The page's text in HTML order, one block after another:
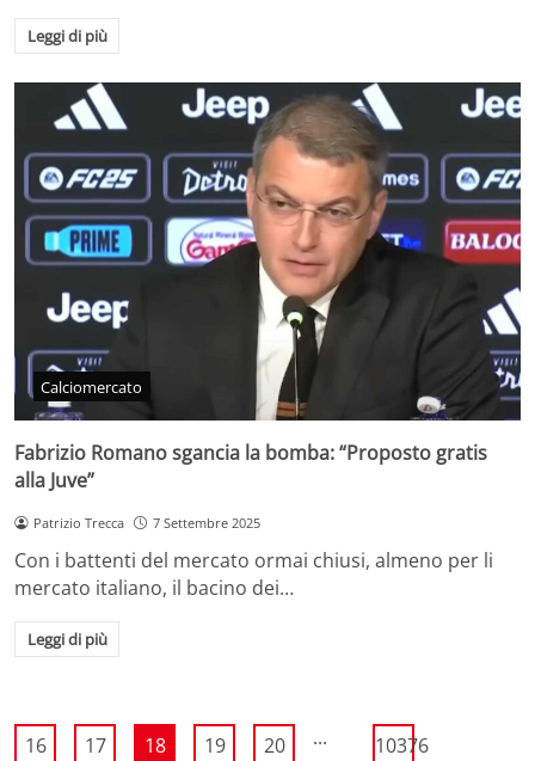
Leggi di più
Calciomercato
Fabrizio Romano sgancia la bomba: “Proposto gratis
alla Juve”
Patrizio Trecca 7 Settembre 2025
Con i battenti del mercato ormai chiusi, almeno per li
mercato italiano, il bacino dei…
Leggi di più
16 17 18 19 20 ... 10376